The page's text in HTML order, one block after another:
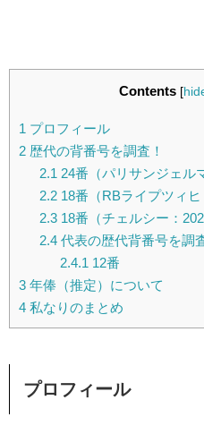
Contents [
1 プロフィール
2 歴代の背番号を調査！
2.1 24番（パリサンジェル
2.218番（RBライプツィヒ
2.318番（チェルシー：
2.4代表の歴代背番号を調
2.4.1 12番
3 年俸（推定）について
4 私なりのまとめ
プロフィール